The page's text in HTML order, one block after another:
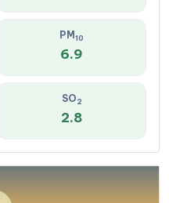
PM 10
6.9
SO2
2.8